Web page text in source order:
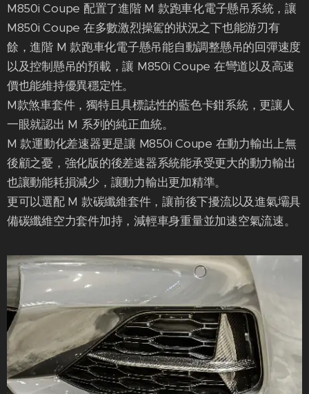
M850i Coupe 配置了進階 M 款跑車化電子懸吊系統，讓
M850i Coupe 在多數激烈操駕的狀況之下也能游刃有
餘，進階 M 款跑車化電子懸吊能自動調整懸吊的回彈速度
以及控制懸吊的預載，讓 M850i Coupe 在彎道以及高速
價也能維持優異穩定性。
M款煞車套件，獨特且具標誌性的藍色卡鉗系統，更讓人
一眼就認出 M 系列的純正血統。
M 款運動化差速器更是讓 M850i Coupe 在動力輸出上無
後顧之憂，強化版的後差速器系統能承受更大的動力輸出
也讓動能耗損減少，讓動力輸出更加精準。
更可以選配 M 款碳纖維套件，讓前後下擾流以及進氣壩具
備碳纖維空力套件加持，減輕車身重量並加速空氣流速。